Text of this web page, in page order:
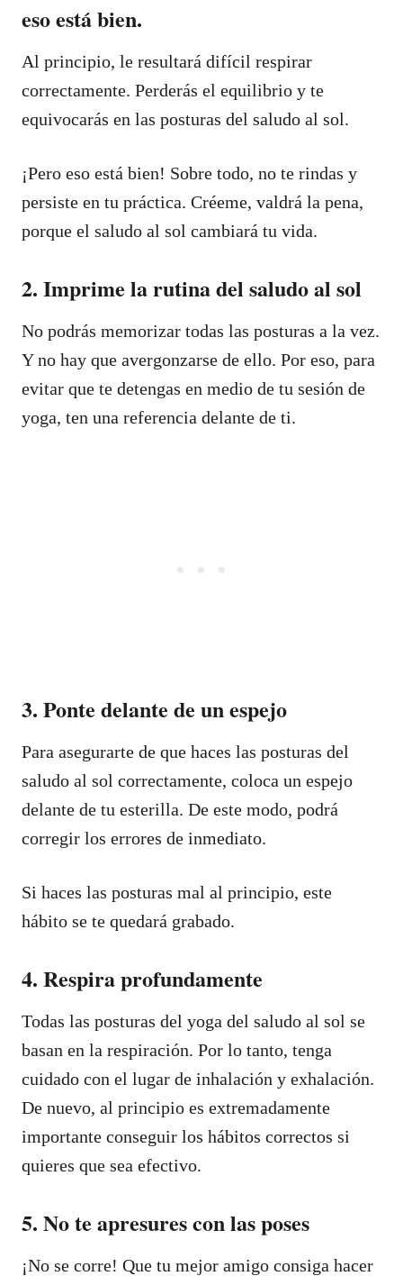
eso está bien.
Al principio, le resultará difícil respirar
correctamente. Perderás el equilibrio y te
equivocarás en las posturas del saludo al sol.
¡Pero eso está bien! Sobre todo, no te rindas y
persiste en tu práctica. Créeme, valdrá la pena,
porque el saludo al sol cambiará tu vida.
2. Imprime la rutina del saludo al sol
No podrás memorizar todas las posturas a la vez.
Y no hay que avergonzarse de ello. Por eso, para
evitar que te detengas en medio de tu sesión de
yoga, ten una referencia delante de ti.
3. Ponte delante de un espejo
Para asegurarte de que haces las posturas del
saludo al sol correctamente, coloca un espejo
delante de tu esterilla. De este modo, podrá
corregir los errores de inmediato.
Si haces las posturas mal al principio, este
hábito se te quedará grabado.
4. Respira profundamente
Todas las posturas del yoga del saludo al sol se
basan en la respiración. Por lo tanto, tenga
cuidado con el lugar de inhalación y exhalación.
De nuevo, al principio es extremadamente
importante conseguir los hábitos correctos si
quieres que sea efectivo.
5. No te apresures con las poses
¡No se corre! Que tu mejor amigo consiga hacer